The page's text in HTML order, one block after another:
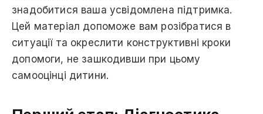
знадобитися ваша усвідомлена підтримка.
Цей матеріал допоможе вам розібратися в
ситуації та окреслити конструктивні кроки
допомоги, не зашкодивши при цьому
самооцінці дитини.